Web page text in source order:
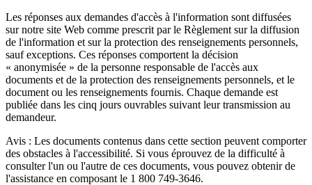
Les réponses aux demandes d'accès à l'information sont diffusées
sur notre site Web comme prescrit par le Règlement sur la diffusion
de l'information et sur la protection des renseignements personnels,
sauf exceptions. Ces réponses comportent la décision
« anonymisée » de la personne responsable de l'accès aux
documents et de la protection des renseignements personnels, et le
document ou les renseignements fournis. Chaque demande est
publiée dans les cinq jours ouvrables suivant leur transmission au
demandeur.
Avis : Les documents contenus dans cette section peuvent comporter
des obstacles à l'accessibilité. Si vous éprouvez de la difficulté à
consulter l'un ou l'autre de ces documents, vous pouvez obtenir de
l'assistance en composant le 1 800 749-3646.